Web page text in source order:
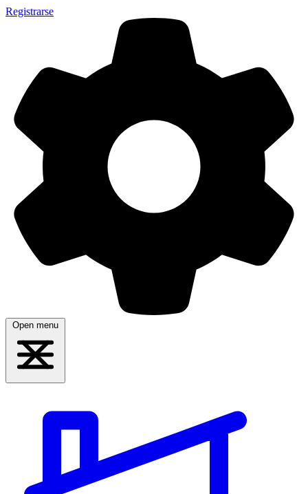
Registrarse
Open menu